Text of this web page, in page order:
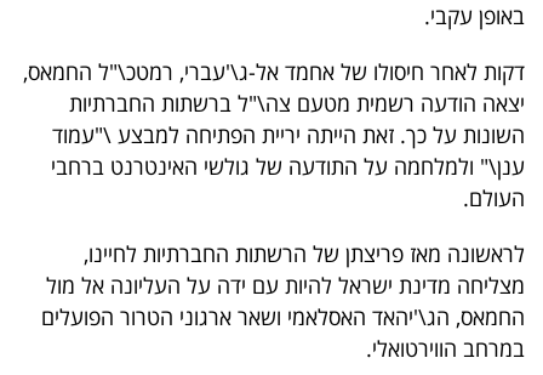
40
UNDER
40
שיתופי
פעולה
דרושים
באופן עקבי.
דקות לאחר חיסולו של אחמד אל-ג\'עברי, רמטכ\"ל החמאס,
יצאה הודעה רשמית מטעם צה\"ל ברשתות החברתיות
השונות על כך. זאת הייתה יריית הפתיחה למבצע \"עמוד
ענן\" ולמלחמה על התודעה של גולשי האינטרנט ברחבי
העולם.
לראשונה מאז פריצתן של הרשתות החברתיות לחיינו,
מצליחה מדינת ישראל להיות עם ידה על העליונה אל מול
החמאס, הג\'יהאד האסלאמי ושאר ארגוני הטרור הפועלים
במרחב הווירטואלי.